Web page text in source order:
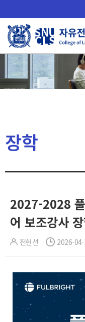
로
메
장학
2027-2028
어 보조강사
전현선 2026-